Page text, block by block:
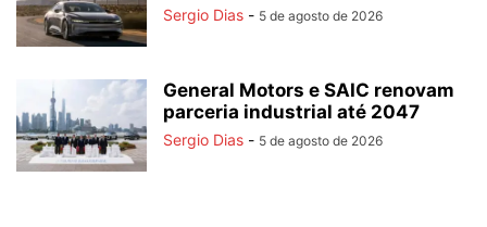
Sergio Dias - 5 de agosto de 2026
General Motors e SAIC renovam
parceria industrial até 2047
Sergio Dias - 5 de agosto de 2026